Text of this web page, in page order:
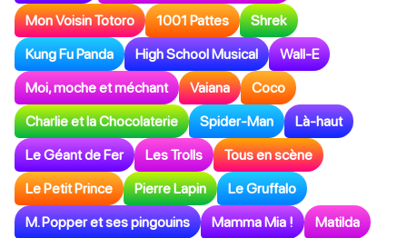
Mon Voisin Totoro 1001 Pattes Shrek
Kung Fu Panda High School Musical Wall-E
Moi, moche et méchant Vaiana Coco
Charlie et la Chocolaterie Spider-Man Là-haut
Le Géant de Fer Les Trolls Tous en scène
Le Petit Prince Pierre Lapin Le Gruffalo
M. Popper et ses pingouins Mamma Mia ! Matilda